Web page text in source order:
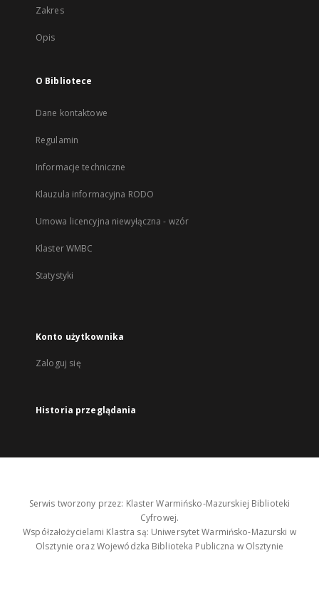
Zakres
Opis
O Bibliotece
Dane kontaktowe
Regulamin
Informacje techniczne
Klauzula informacyjna RODO
Umowa licencyjna niewyłączna - wzór
Klaster WMBC
Statystyki
Konto użytkownika
Zaloguj się
Historia przeglądania
Serwis tworzony przez: Klaster Warmińsko-Mazurskiej Biblioteki
Cyfrowej.
Współzałożycielami Klastra są: Uniwersytet Warmińsko-Mazurski w
Olsztynie oraz Wojewódzka Biblioteka Publiczna w Olsztynie